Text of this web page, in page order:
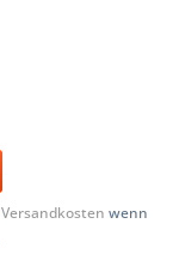
Versandkosten wenn